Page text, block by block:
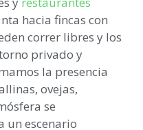
hacia fincas con
correr libres y los
privado y
la presencia
ovejas,
se
un escenario